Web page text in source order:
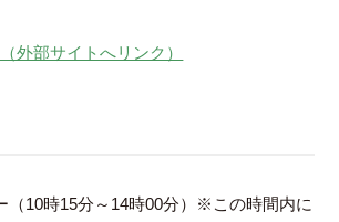
外部サイトへリンク）
（10時15分～14時00分）※この時間内に